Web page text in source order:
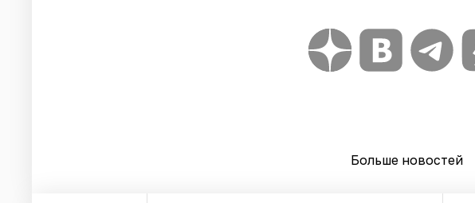
Больше новостей